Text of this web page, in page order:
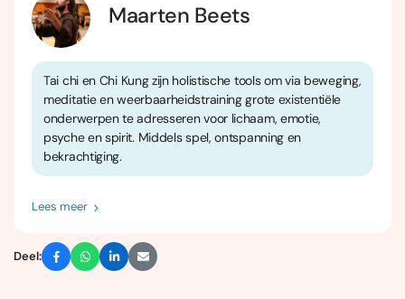
Maarten Beets
Tai chi en Chi Kung zijn holistische tools om via beweging,
meditatie en weerbaarheidstraining grote existentiële
onderwerpen te adresseren voor lichaam, emotie,
psyche en spirit. Middels spel, ontspanning en
bekrachtiging.
Lees meer
Deel: